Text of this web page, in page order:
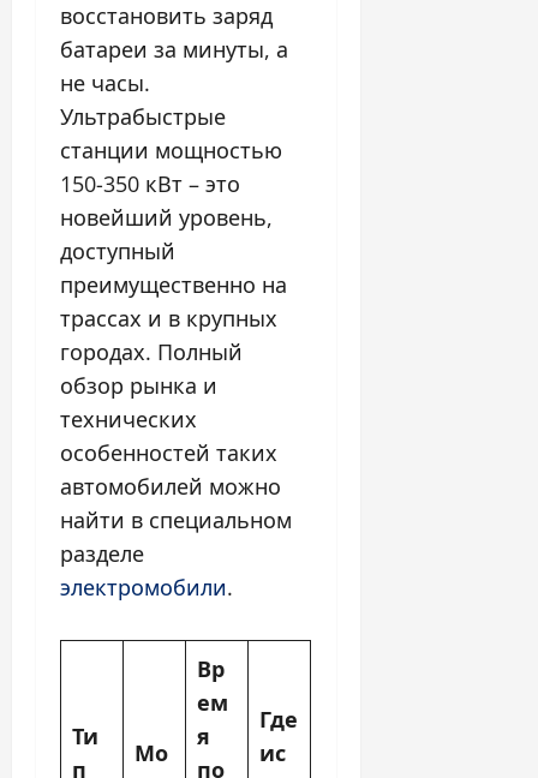
восстановить заряд
батареи за минуты, а
не часы.
Ультрабыстрые
станции мощностью
150-350 кВт – это
новейший уровень,
доступный
преимущественно на
трассах и в крупных
городах. Полный
обзор рынка и
технических
особенностей таких
автомобилей можно
найти в специальном
разделе
электромобили.
Ти
п
Мо
Вр
ем
я
по
Где
ис